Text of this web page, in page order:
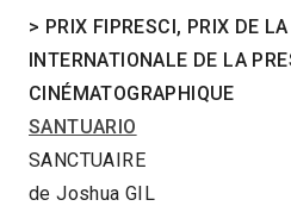
> PRIX FIPRESCI, PRIX DE
INTERNATIONALE DE LA
CINÉMATOGRAPHIQUE
SANTUARIO
SANCTUAIRE
de Joshua GIL